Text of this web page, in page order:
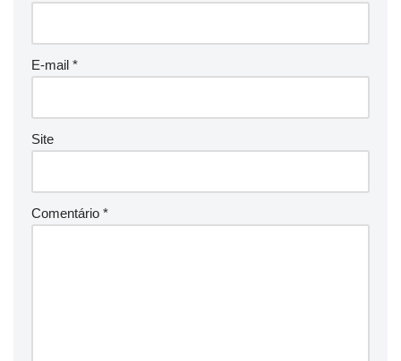
E-mail *
Site
Comentário *